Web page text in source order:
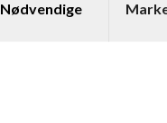
Nødvendige
51 x 89 mm Sort på Hvid